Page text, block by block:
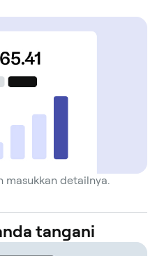
masukkan detailnya.
tangani